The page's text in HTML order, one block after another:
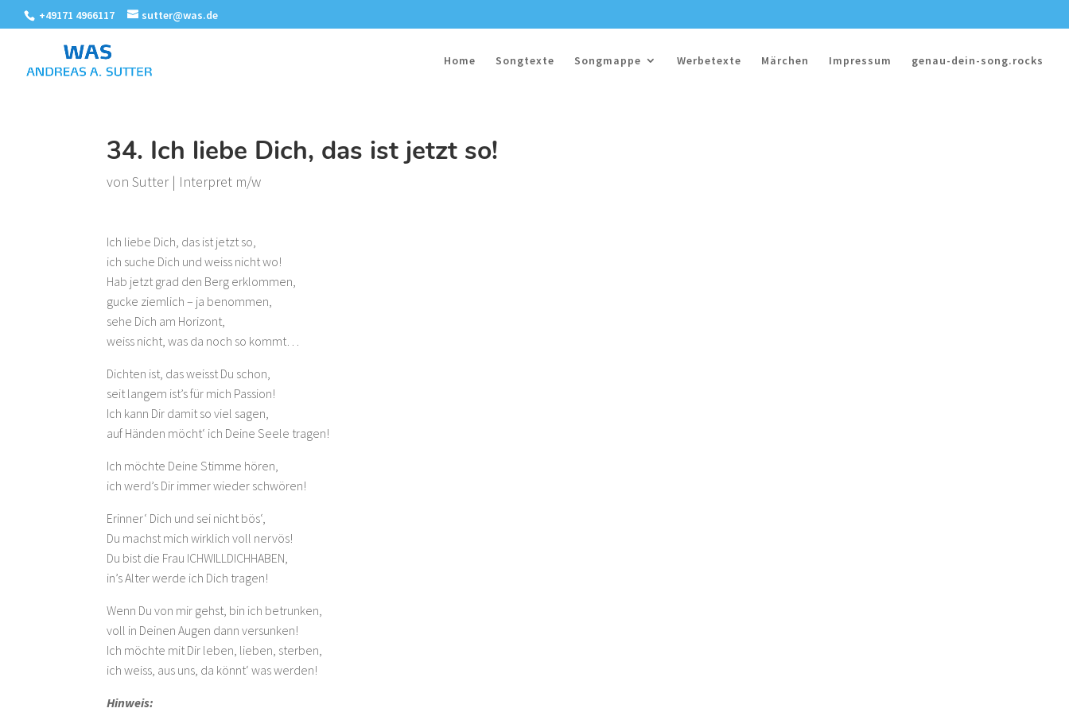
+49171 4966117 sutter@was.de
Home Songtexte Songmappe Werbetexte Märchen Impressum genau-dein-song.rocks
34. Ich liebe Dich, das ist jetzt so!
vonSutter| Interpret m/w
Ich liebe Dich, das ist jetzt so,
ich suche Dich und weiss nicht wo!
Hab jetzt grad den Berg erklommen,
gucke ziemlich – ja benommen,
sehe Dich am Horizont,
weiss nicht, was da noch so kommt…
Dichten ist, das weisst Du schon,
seit langem ist’s für mich Passion!
Ich kann Dir damit so viel sagen,
auf Händen möcht‘ ich Deine Seele tragen!
Ich möchte Deine Stimme hören,
ich werd’s Dir immer wieder schwören!
Erinner‘ Dich und sei nicht bös‘,
Du machst mich wirklich voll nervös!
Du bist die Frau ICHWILLDICHHABEN,
in’s Alter werde ich Dich tragen!
Wenn Du von mir gehst, bin ich betrunken,
voll in Deinen Augen dann versunken!
Ich möchte mit Dir leben, lieben, sterben,
ich weiss, aus uns, da könnt‘ was werden!
Hinweis: